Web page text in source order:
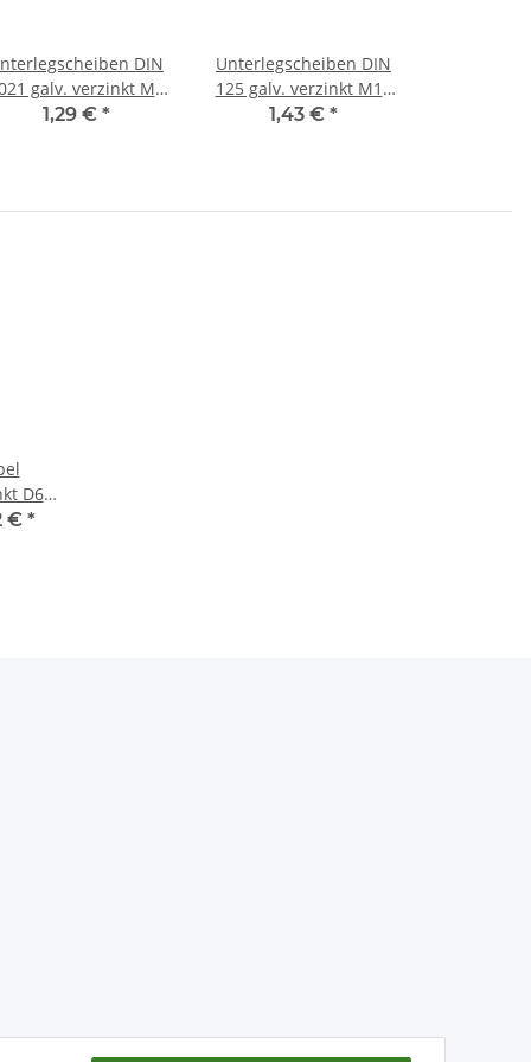
DIN
galv. verzinkt M8
(50) Stück
1,29 € *
Unterlegscheiben DIN
125 galv. verzinkt M12
(50) Stück
1,43 € *
D62
€ *